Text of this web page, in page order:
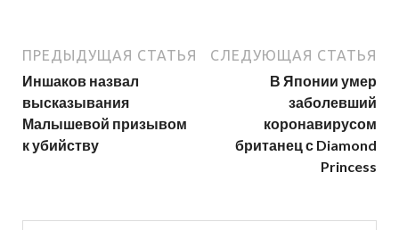
ПРЕДЫДУЩАЯ СТАТЬЯ
Иншаков назвал
высказывания
Малышевой призывом
к убийству
СЛЕДУЮЩАЯ СТАТЬЯ
В Японии умер
заболевший
коронавирусом
британец с Diamond
Princess